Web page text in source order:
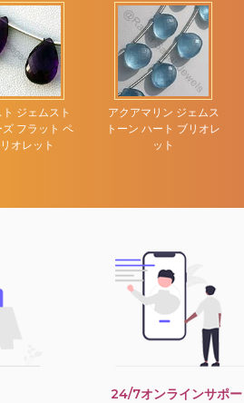
ジェムスト
ズ フラット ペ
オレット
アクアマリン ジェムス
トーン ハート ブリオレ
ット
24/7オンラインサポー